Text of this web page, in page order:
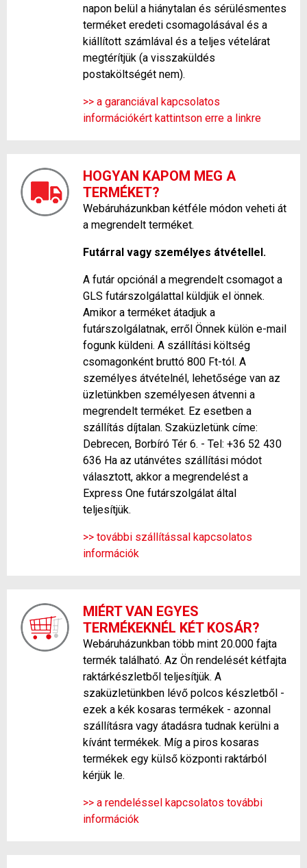
napon belül a hiánytalan és sérülésmentes
terméket eredeti csomagolásával és a
kiállított számlával és a teljes vételárat
megtérítjük (a visszaküldés
postaköltségét nem).
>> a garanciával kapcsolatos
információkért kattintson erre a linkre
HOGYAN KAPOM MEG A
TERMÉKET?
Webáruházunkban kétféle módon veheti át
a megrendelt terméket.
Futárral vagy személyes átvétellel.
A futár opciónál a megrendelt csomagot a
GLS futárszolgálattal küldjük el önnek.
Amikor a terméket átadjuk a
futárszolgálatnak, erről Önnek külön e-mail
fogunk küldeni. A szállítási költség
csomagonként bruttó 800 Ft-tól. A
személyes átvételnél, lehetősége van az
üzletünkben személyesen átvenni a
megrendelt terméket. Ez esetben a
szállítás díjtalan. Szaküzletünk címe:
Debrecen, Borbíró Tér 6. - Tel: +36 52 430
636 Ha az utánvétes szállítási módot
választott, akkor a megrendelést a
Express One futárszolgálat által
teljesítjük.
>> további szállítással kapcsolatos
információk
MIÉRT VAN EGYES
TERMÉKEKNÉL KÉT KOSÁR?
Webáruházunkban több mint 20.000 fajta
termék található. Az Ön rendelését kétfajta
raktárkészletből teljesítjük. A
szaküzletünkben lévő polcos készletből -
ezek a kék kosaras termékek - azonnal
szállításra vagy átadásra tudnak kerülni a
kívánt termékek. Míg a piros kosaras
termékek egy külső központi raktárból
kérjük le.
>> a rendeléssel kapcsolatos további
információk